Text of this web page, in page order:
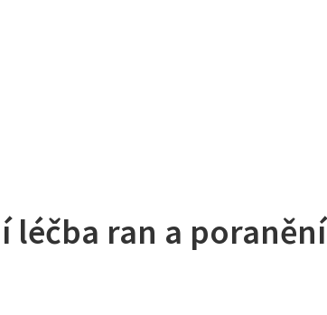
léčba ran a poranění